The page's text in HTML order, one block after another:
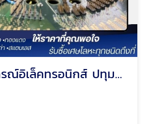
รับซื้ออุปกรณ์อิเล็คทรอนิกส์ ปทุมธานี